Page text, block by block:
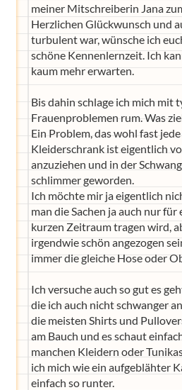
meiner Mitschreiberin Jana
Herzlichen Glückwunsch und
turbulent war, wünsche ich
schöne Kennenlernzeit. Ich
kaum mehr erwarten.
Bis dahin schlage ich mich mit
Frauenproblemen rum. Was
Ein Problem, das wohl fast
Kleiderschrank ist eigentlich
anzuziehen und in der
schlimmer geworden.
Ich möchte mir ja eigentlich
man die Sachen ja auch nur
kurzen Zeitraum tragen wird,
irgendwie schön angezogen
immer die gleiche Hose oder
Ich versuche auch so gut es
die ich auch nicht schwanger
die meisten Shirts und
am Bauch und es schaut
manchen Kleidern oder
ich mich wie ein aufgeblähter
einfach so runter.